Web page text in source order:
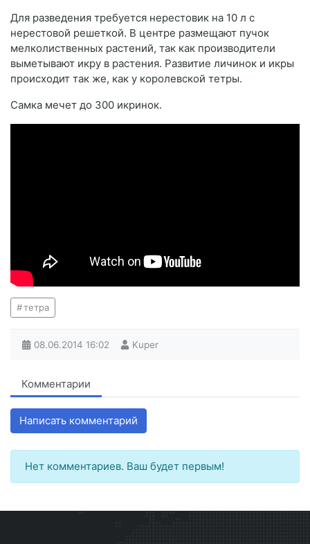
Для разведения требуется нерестовик на 10 л с
нерестовой решеткой. В центре размещают пучок
мелколиственных растений, так как производители
выметывают икру в растения. Развитие личинок и икры
происходит так же, как у королевской тетры.
Самка мечет до 300 икринок.
тетра
08.06.2014 16:02 Kuper
Комментарии
Написать комментарий
Нет комментариев. Ваш будет первым!